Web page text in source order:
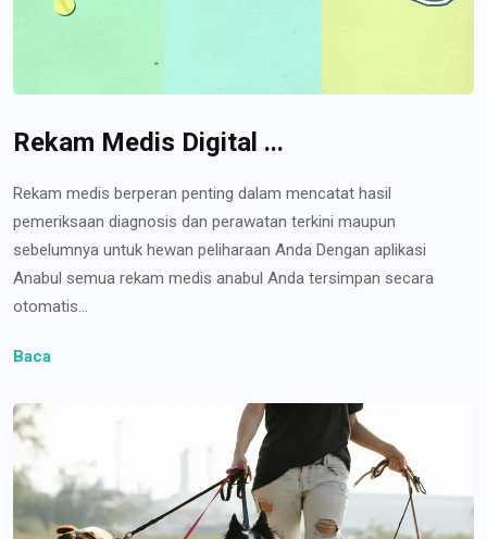
Rekam Medis Digital ...
Rekam medis berperan penting dalam mencatat hasil
pemeriksaan diagnosis dan perawatan terkini maupun
sebelumnya untuk hewan peliharaan Anda Dengan aplikasi
Anabul semua rekam medis anabul Anda tersimpan secara
otomatis...
Baca